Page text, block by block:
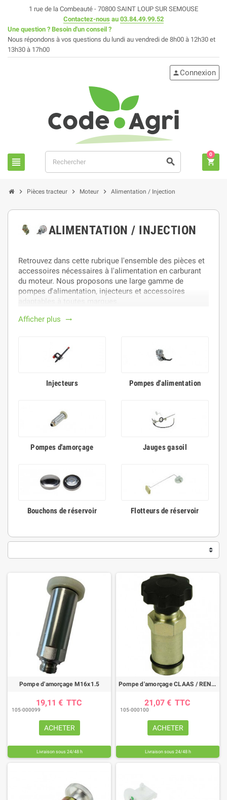
1 rue de la Combeauté - 70800 SAINT LOUP SUR SEMOUSE
Contactez-nous au 03.84.49.99.52
Une question ? Besoin d'un conseil ?
Nous répondons à vos questions du lundi au vendredi de 8h00 à 12h30 et
13h30 à 17h00
view_headline search
person Connexion
shopping_cart
0
chevron_right Pièces tracteur chevron_right Moteur chevron_right Alimentation / Injection
ALIMENTATION / INJECTION
Retrouvez dans cette rubrique l'ensemble des pièces et
accessoires nécessaires à l'alimentation en carburant
du moteur. Nous proposons une large gamme de
pompes d'alimentation, injecteurs et accessoires
Afficher plus
trending_flat
Injecteurs Pompes d'alimentation
Pompes d'amorçage Jauges gasoil
Bouchons de réservoir Flotteurs de réservoir
Pompe d'amorçage M16x1.5
19,11 € TTC
105-000099
ACHETER
Livraison sous 24/48 h
Pompe d'amorçage CLAAS / RENAULT
21,07 € TTC
105-000100
ACHETER
Livraison sous 24/48 h